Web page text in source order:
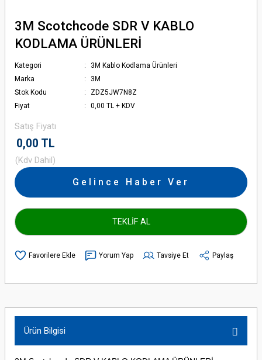
3M Scotchcode SDR V KABLO
KODLAMA ÜRÜNLERİ
Kategori
3M Kablo Kodlama Ürünleri
Marka
3M
Stok Kodu
ZDZ5JW7N8Z
Fiyat
0,00 TL + KDV
Satış Fiyatı
0,00 TL
(Kdv Dahil)
Gelince Haber Ver
TEKLİF AL
Yorum Yap Tavsiye Et Paylaş
Ürün Bilgisi